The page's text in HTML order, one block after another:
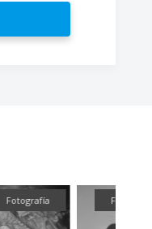
Fotografía Fotografía